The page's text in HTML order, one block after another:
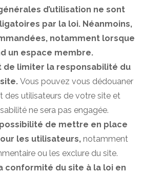
d’utilisation ne sont
par la loi. Néanmoins,
notamment lorsque
un espace membre.
limiter la responsabilité du
Vous pouvez vous dédouaner
des utilisateurs de votre site et
ne sera pas engagée.
de mettre en place
les utilisateurs, notamment
ou les exclure du site.
conformité du site à la loi en